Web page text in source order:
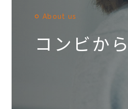
About us
コンビか